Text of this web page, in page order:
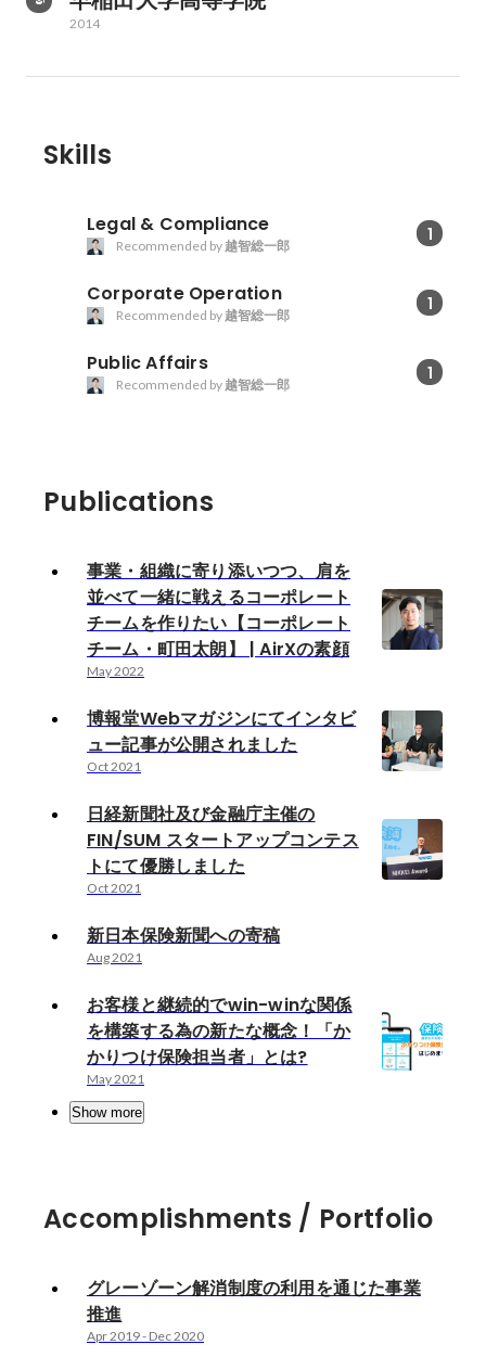
2014
Skills
Legal & Compliance 1
Recommended by 越智総一郎
Corporate Operation 1
Recommended by 越智総一郎
Public Affairs 1
Recommended by 越智総一郎
Publications
事業・組織に寄り添いつつ、肩を
並べて一緒に戦えるコーポレート
チームを作りたい【コーポレート
チーム・町田太朗】 | AirXの素顔
May 2022
博報堂Webマガジンにてインタビ
ュー記事が公開されました
Oct 2021
日経新聞社及び金融庁主催の
FIN/SUM スタートアップコンテス
トにて優勝しました
Oct 2021
新日本保険新聞への寄稿
Aug 2021
お客様と継続的でwin-winな関係
を構築する為の新たな概念！「か
かりつけ保険担当者」とは?
May 2021
Show more
Accomplishments / Portfolio
グレーゾーン解消制度の利用を通じた事業
推進
Apr 2019- Dec 2020